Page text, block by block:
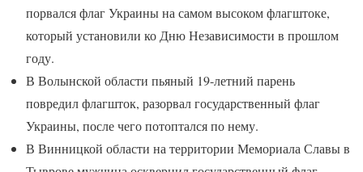
порвался флаг Украины на самом высоком флагштоке,
который установили ко Дню Независимости в прошлом
году.
В Волынской области пьяный 19-летний парень
повредил флагшток, разорвал государственный флаг
Украины, после чего потоптался по нему.
В Винницкой области на территории Мемориала Славы в